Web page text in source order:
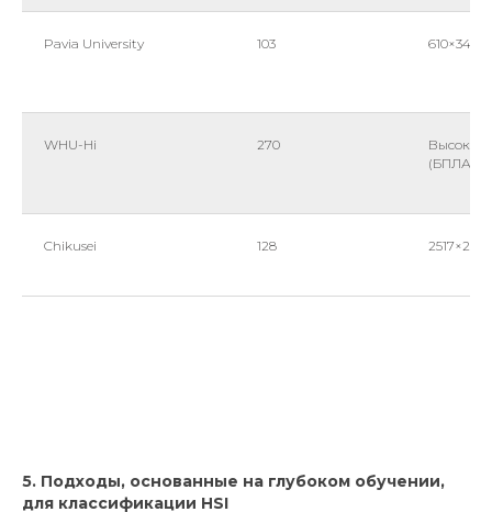
Pavia University 103 610×340
WHU-Hi 270
Высокое
(БПЛА)
Chikusei 128 2517×2335
5. Подходы, основанные на глубоком обучении,
для классификации HSI